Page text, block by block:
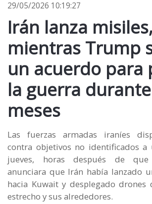
29/05/2026 10:19:27
Irán lanza misiles,
mientras Trump
un acuerdo para
la guerra
meses
Las fuerzas armadas iraníes
contra objetivos no identificados
jueves, horas después de
anunciara que Irán había lanzado
hacia Kuwait y desplegado drones
estrecho y sus alrededores.